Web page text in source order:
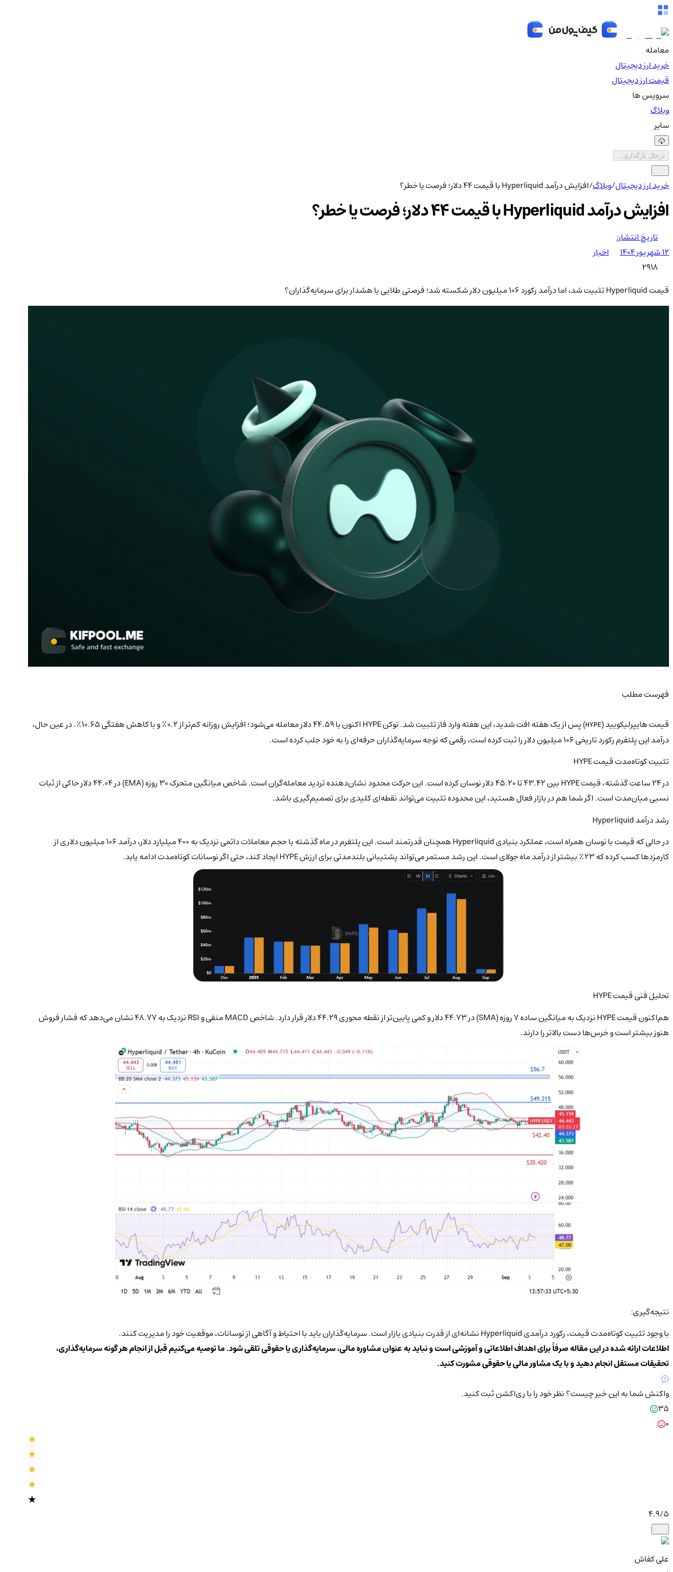
معامله
خرید ارز دیجیتال
قیمت ارز دیجیتال
سرویس ها
وبلاگ
سایر
درحال بارگذاری...
خرید ارز دیجیتال/وبلاگ/افزایش درآمد Hyperliquid با قیمت ۴۴ دلار؛ فرصت یا خطر؟
افزایش درآمد Hyperliquid با قیمت ۴۴ دلار؛ فرصت یا خطر؟
تاریخ انتشار:
۱۲ شهریور ۱۴۰۴
اخبار
2918
قیمت Hyperliquid تثبیت شد، اما درآمد رکورد ۱۰۶ میلیون دلار شکسته شد؛ فرصتی طلایی یا هشدار برای سرمایه‌گذاران؟
فهرست مطلب
قیمت هایپرلیکویيد (HYPE
) پس از یک هفته افت شدید، این هفته وارد فاز تثبیت شد. توکن HYPE اکنون با ۴۴.۵۹ دلار معامله می‌شود؛ افزایش روزانه کم‌تر از ۰.۲٪ و با کاهش هفتگی ۱۰.۶۵٪. در عین حال،
درآمد این پلتفرم رکورد تاریخی ۱۰۶ میلیون دلار را ثبت کرده است، رقمی که توجه سرمایه‌گذاران حرفه‌ای را به خود جلب کرده است.
تثبیت کوتاه‌مدت قیمت HYPE
در ۲۴ ساعت گذشته، قیمت HYPE بین ۴۳.۴۲ تا ۴۵.۲۰ دلار نوسان کرده است. این حرکت محدود نشان‌دهنده تردید معامله‌گران است. شاخص میانگین متحرک ۳۰ روزه (EMA) در ۴۴.۰۴ دلار حاکی از ثبات
نسبی میان‌مدت است. اگر شما هم در بازار فعال هستید، این محدوده تثبیت می‌تواند نقطه‌ای کلیدی برای تصمیم‌گیری باشد.
رشد درآمد Hyperliquid
در حالی که قیمت با نوسان همراه است، عملکرد بنیادی Hyperliquid همچنان قدرتمند است. این پلتفرم در ماه گذشته با حجم معاملات دائمی نزدیک به ۴۰۰ میلیارد دلار، درآمد ۱۰۶ میلیون دلاری از
کارمزدها کسب کرده که ۲۳٪ بیشتر از درآمد ماه جولای است. این رشد مستمر می‌تواند پشتیبانی بلندمدتی برای ارزش HYPE ایجاد کند، حتی اگر نوسانات کوتاه‌مدت ادامه یابد.
تحلیل فنی قیمت HYPE
هم‌اکنون قیمت HYPE نزدیک به میانگین ساده ۷ روزه (SMA) در ۴۴.۷۳ دلار و کمی پایین‌تر از نقطه محوری ۴۴.۲۹ دلار قرار دارد. شاخص MACD منفی و RSI نزدیک به ۴۸.۷۷ نشان می‌دهد که فشار فروش
هنوز بیشتر است و خرس‌ها دست بالاتر را دارند.
نتیجه‌گیری:
با وجود تثبیت کوتاه‌مدت قیمت، رکورد درآمدی Hyperliquid نشانه‌ای از قدرت بنیادی بازار است. سرمایه‌گذاران باید با احتیاط و آگاهی از نوسانات، موقعیت خود را مدیریت کنند.
اطلاعات ارائه شده در این مقاله صرفاً برای اهداف اطلاعاتی و آموزشی است و نباید به عنوان مشاوره مالی، سرمایه‌گذاری یا حقوقی تلقی شود. ما توصیه می‌کنیم قبل از انجام هر گونه سرمایه‌گذاری،
تحقیقات مستقل انجام دهید و با یک مشاور مالی یا حقوقی مشورت کنید.
واکنش شما به این خبر چیست؟نظر خود را با ری‌اکشن ثبت کنید.
35
0
4.9/5
علی کفاش